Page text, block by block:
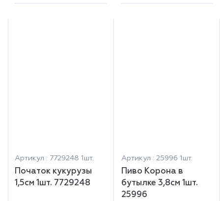
Артикул : 7729248 1шт.
Початок кукурузы
1,5см 1шт. 7729248
Артикул : 25996 1шт.
Пиво Корона в
бутылке 3,8см 1шт.
25996